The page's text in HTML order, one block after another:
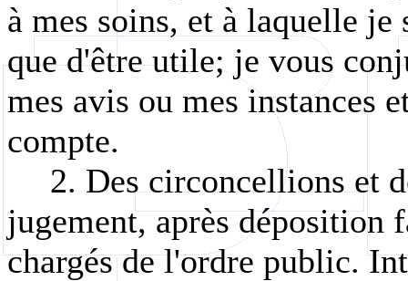
à mes soins, et à laquelle
que d'être utile; je vous
mes avis ou mes instances
compte.
2. Des circoncellions et
jugement, après déposition
chargés de l'ordre public.